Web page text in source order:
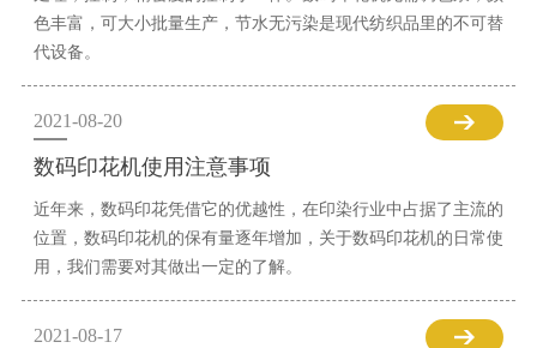
色丰富，可大小批量生产，节水无污染是现代纺织品里的不可替
代设备。
2021-08-20
数码印花机使用注意事项
近年来，数码印花凭借它的优越性，在印染行业中占据了主流的
位置，数码印花机的保有量逐年增加，关于数码印花机的日常使
用，我们需要对其做出一定的了解。
2021-08-17